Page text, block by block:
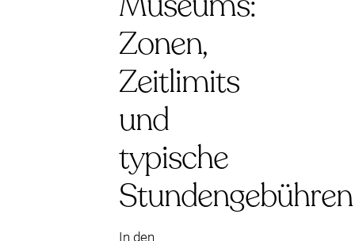
Zonen,
Zeitlimits
und
typische
Stundengebühren
In den